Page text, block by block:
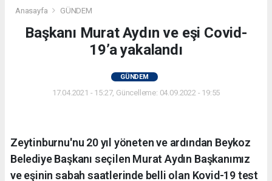
Anasayfa GÜNDEM
Başkanı Murat Aydın ve eşi Covid-
19’a yakalandı
GÜNDEM
17.04.2021 - 15:27, Güncelleme: 04.09.2022 - 19:55
Zeytinburnu'nu 20 yıl yöneten ve ardından Beykoz
Belediye Başkanı seçilen Murat Aydın Başkanımız
ve eşinin sabah saatlerinde belli olan Kovid-19 test